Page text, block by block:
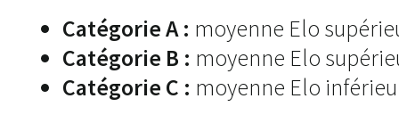
Catégorie A : moyenne Elo
Catégorie B : moyenne Elo
Catégorie C : moyenne Elo